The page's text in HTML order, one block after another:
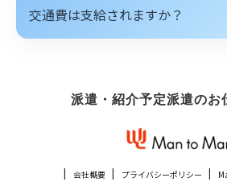
交通費は支給されますか？
派遣・紹介予定派遣のお
会社概要 プライバシーポリシー